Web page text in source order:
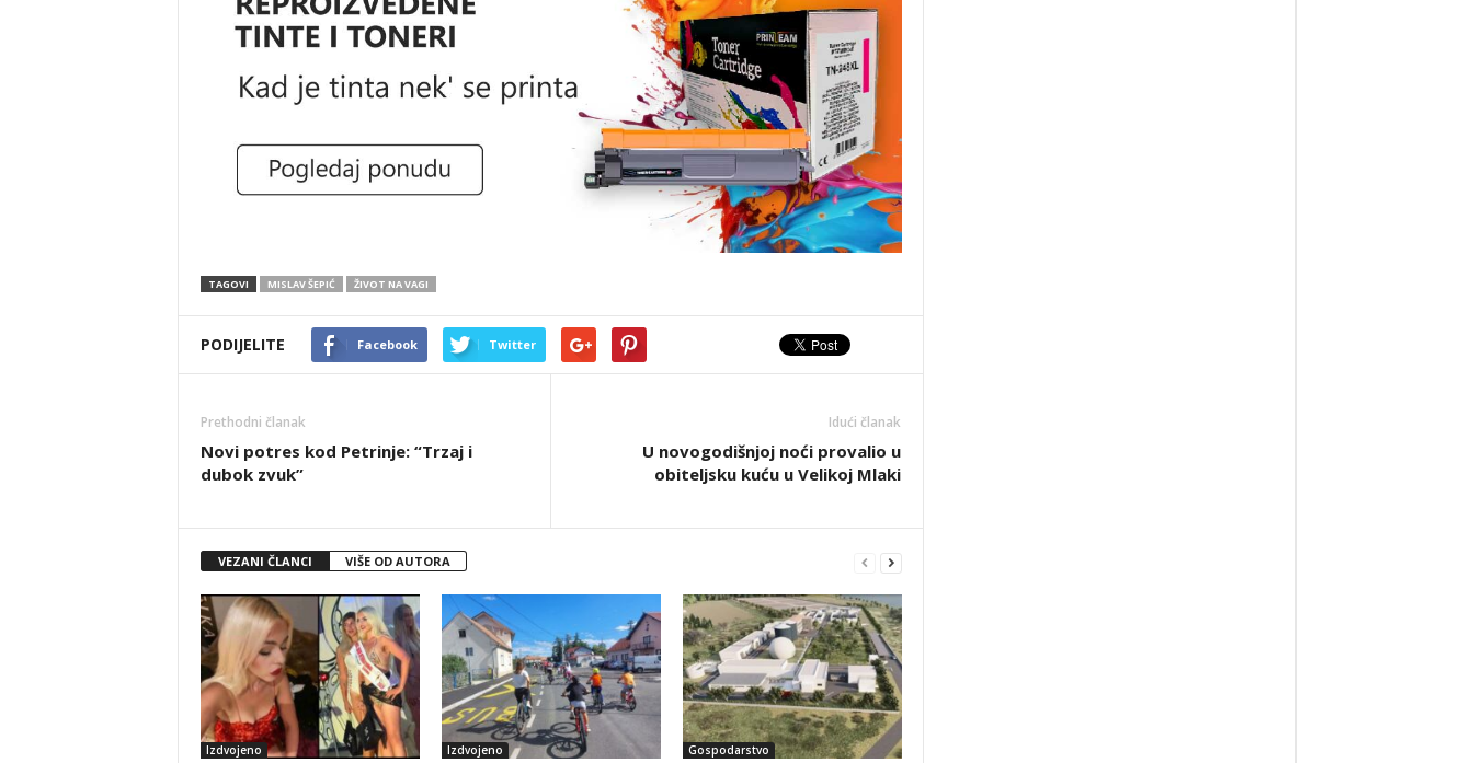
TAGOVI MISLAV ŠEPIĆ ŽIVOT NA VAGI
PODIJELITE Facebook Twitter
Prethodni članak
Novi potres kod Petrinje: “Trzaj i
dubok zvuk”
Idući članak
U novogodišnjoj noći provalio u
obiteljsku kuću u Velikoj Mlaki
VEZANI ČLANCI VIŠE OD AUTORA
Izdvojeno Izdvojeno Gospodarstvo